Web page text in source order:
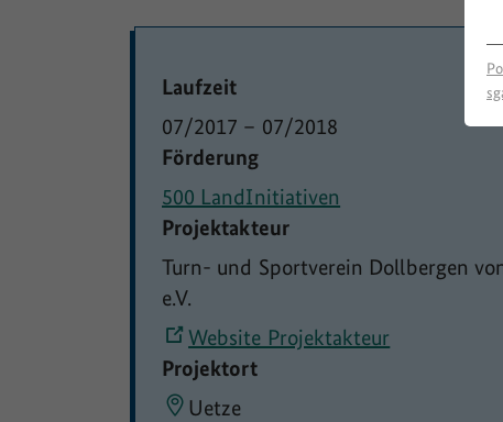
Laufzeit
07/2017 – 07/2018
Förderung
500 LandInitiativen
Projektakteur
Turn- und Sportverein Dollbergen
e.V.
Website Projektakteur
Projektort
Uetze